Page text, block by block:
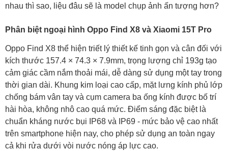
15T Pro?
nhau thì sao, liệu đâu sẽ là model chụp ảnh ấn tượng hơn?
Phân biệt ngoại hình Oppo Find X8 và Xiaomi 15T Pro
Oppo Find X8 thể hiện triết lý thiết kế tinh gọn và cân đối với
kích thước 157.4 × 74.3 × 7.9mm, trọng lượng chỉ 193g tạo
cảm giác cầm nắm thoải mái, dễ dàng sử dụng một tay trong
thời gian dài. Khung kim loại cao cấp, mặt lưng kính phủ lớp
chống bám vân tay và cụm camera ba ống kính được bố trí
hài hòa, không nhô cao quá mức. Điểm sáng đặc biệt là
chuẩn kháng nước bụi IP68 và IP69 - mức bảo vệ cao nhất
trên smartphone hiện nay, cho phép sử dụng an toàn ngay
cả khi rửa dưới vòi nước nóng áp lực cao.